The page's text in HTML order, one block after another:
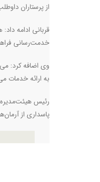
از پرستاران
قربانی ادامه
خدمت‌رسانی
وی اضافه کرد:
به ارائه خدمات
رئیس هیئت‌مدیره
پاسداری از